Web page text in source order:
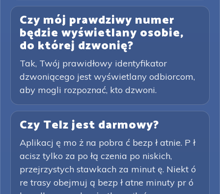
Czy mój prawdziwy numer
będzie wyświetlany osobie,
do której dzwonię?
Tak, Twój prawidłowy identyfikator
dzwoniącego jest wyświetlany odbiorcom,
aby mogli rozpoznać, kto dzwoni.
Czy Telz jest darmowy?
Aplikacj ę mo ż na pobra ć bezp ł atnie. P ł
acisz tylko za po łą czenia po niskich,
przejrzystych stawkach za minut ę. Niekt ó
re trasy obejmuj ą bezp ł atne minuty pr ó